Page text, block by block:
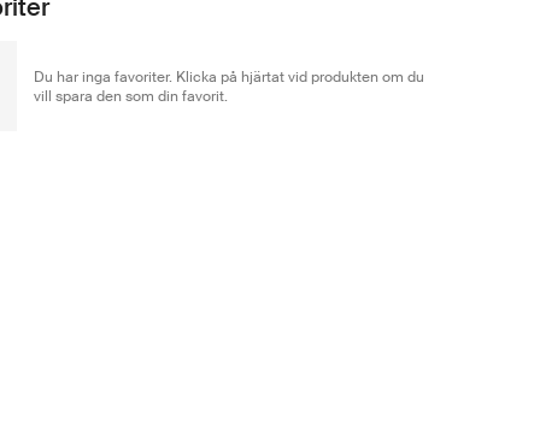
Du har inga favoriter. Klicka på hjärtat vid produkten om du
vill spara den som din favorit.